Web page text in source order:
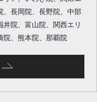
、長岡院、長野院、中部
院、富山院、関西エリ
院、熊本院、那覇院